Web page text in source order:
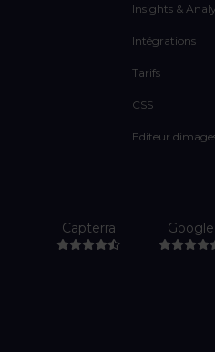
Insights &
Intégrations
Tarifs
CSS
Editeur
Capterra Google